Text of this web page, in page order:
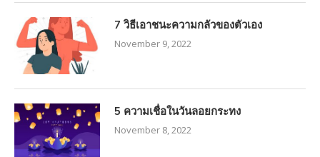
7 วิธีเอาชนะความกลัวของตัวเอง
November 9, 2022
5 ความเชื่อในวันลอยกระทง
November 8, 2022